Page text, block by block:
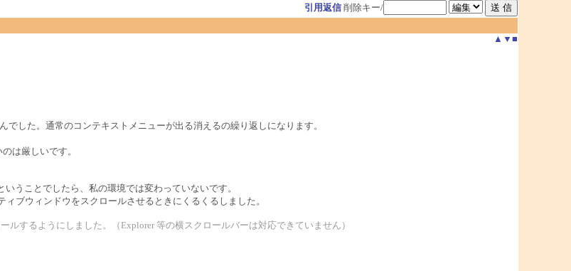
引用返信 削除キー/
▲ ▼ ■
した。通常のコンテキストメニューが出る消えるの繰り返しになります。
は厳しいです。
うことでしたら、私の環境では変わっていないです。
ブウィンドウをスクロールさせるときにくるくるしました。
するようにしました。（Explorer 等の横スクロールバーは対応できていません）